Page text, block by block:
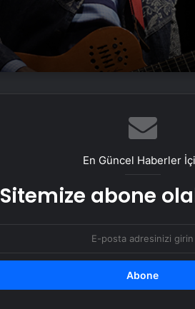
En Güncel Haberler
Sitemize abone